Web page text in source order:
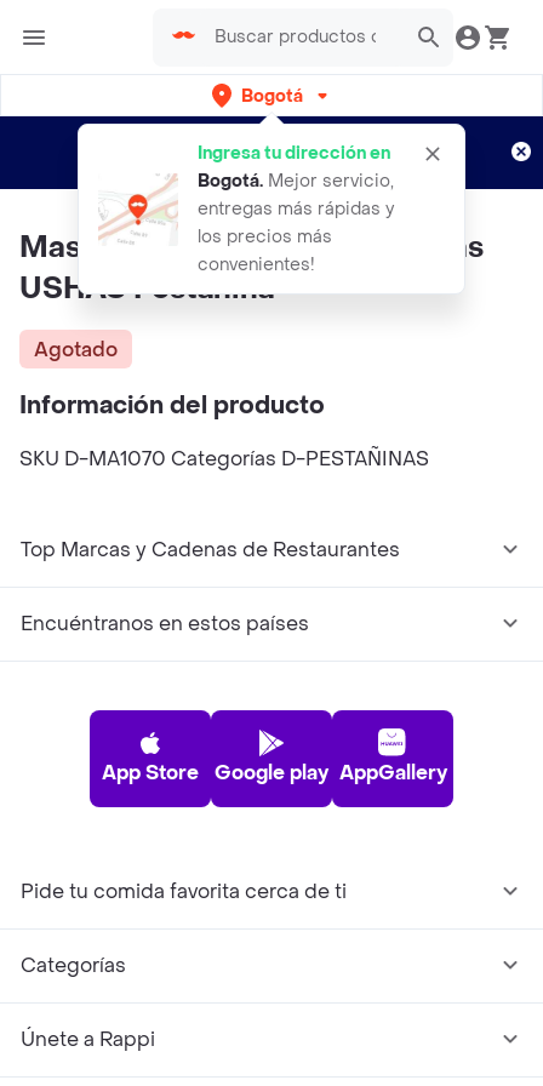
Bogotá
Ingresa tu dirección en
Bogotá. Mejor servicio,
entregas más rápidas y
los precios más
convenientes!
envíos gratis por semanas
Aplican TyC
Mascara 2 En 1 Cejas Y Pestanas
USHAS Pestanina
Agotado
Información del producto
SKU D-MA1070 Categorías D-PESTAÑINAS
Top Marcas y Cadenas de Restaurantes
Encuéntranos en estos países
App Store Google play AppGallery
Pide tu comida favorita cerca de ti
Categorías
Únete a Rappi